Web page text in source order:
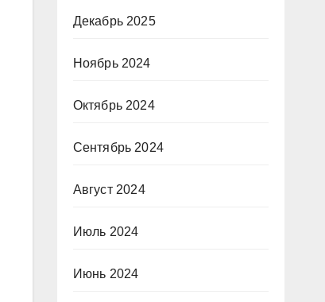
Декабрь 2025
Ноябрь 2024
Октябрь 2024
Сентябрь 2024
Август 2024
Июль 2024
Июнь 2024